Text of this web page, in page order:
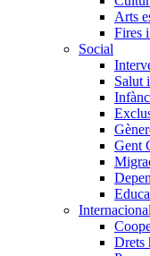
Arts
Fires
Social
Salut
Gent
Internacional
Drets